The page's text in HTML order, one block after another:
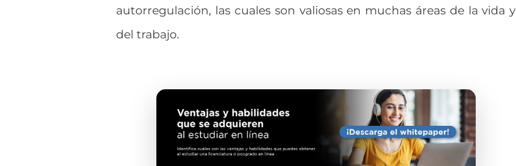
autorregulación, las cuales son valiosas en muchas áreas de la vida y
del trabajo.